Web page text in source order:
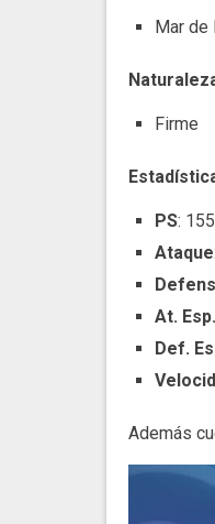
Mar de
Firme
PS: 155
Ataque
At. Esp.
Def.
Además